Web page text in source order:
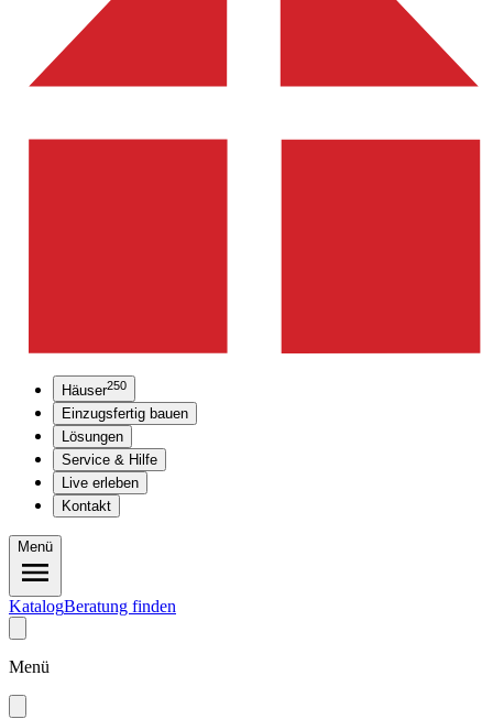
Häuser250
Einzugsfertig bauen
Lösungen
Service & Hilfe
Live erleben
Kontakt
Menü
KatalogBeratung finden
Menü